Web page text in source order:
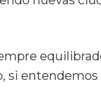
si